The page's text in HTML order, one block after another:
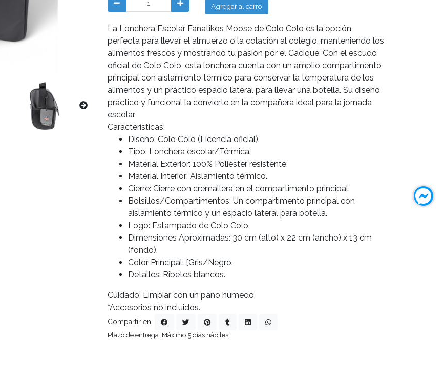
Agregar al carro
La Lonchera Escolar Fanatikos Moose de Colo Colo es la opción
perfecta para llevar el almuerzo o la colación al colegio, manteniendo los
alimentos frescos y mostrando tu pasión por el Cacique. Con el escudo
oficial de Colo Colo, esta lonchera cuenta con un amplio compartimento
principal con aislamiento térmico para conservar la temperatura de los
alimentos y un práctico espacio lateral para llevar una botella. Su diseño
práctico y funcional la convierte en la compañera ideal para la jornada
escolar.
Características:
Diseño: Colo Colo (Licencia oficial).
Tipo: Lonchera escolar/Térmica.
Material Exterior: 100% Poliéster resistente.
Material Interior: Aislamiento térmico.
Cierre: Cierre con cremallera en el compartimento principal.
Bolsillos/Compartimentos: Un compartimento principal con
aislamiento térmico y un espacio lateral para botella.
Logo: Estampado de Colo Colo.
Dimensiones Aproximadas: 30 cm (alto) x 22 cm (ancho) x 13 cm
(fondo).
Color Principal: [Gris/Negro.
Detalles: Ribetes blancos.
Cuidado: Limpiar con un paño húmedo.
*Accesorios no incluidos.
Compartir en:
Plazo de entrega: Máximo 5 días hábiles.